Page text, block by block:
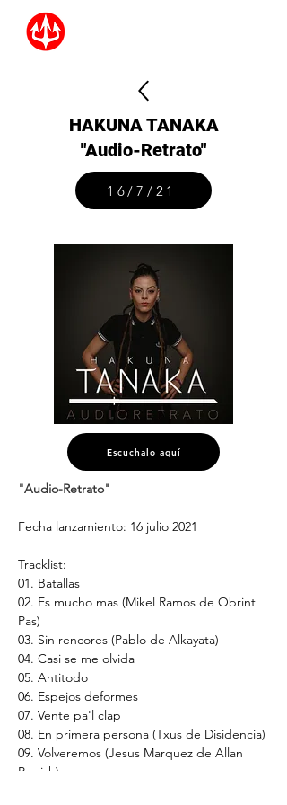
HAKUNA TANAKA
"Audio-Retrato"
16/7/21
Escuchalo aquí
"Audio-Retrato"
Fecha lanzamiento: 16 julio 2021
Tracklist:
01. Batallas
02. Es mucho mas (Mikel Ramos de Obrint
Pas)
03. Sin rencores (Pablo de Alkayata)
04. Casi se me olvida
05. Antitodo
06. Espejos deformes
07. Vente pa'l clap
08. En primera persona (Txus de Disidencia)
09. Volveremos (Jesus Marquez de Allan
Parrish)